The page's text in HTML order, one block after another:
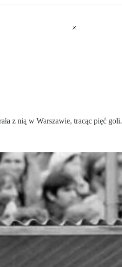
z nią w Warszawie, tracąc pięć goli.